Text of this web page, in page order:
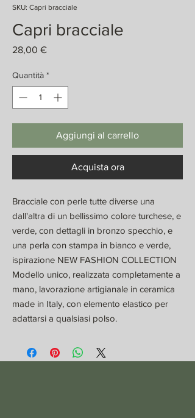
SKU: Capri bracciale
Capri bracciale
28,00 €Prezzo
Quantità *
Aggiungi al carrello
Acquista ora
Bracciale con perle tutte diverse una
dall'altra di un bellissimo colore turchese, e
verde, con dettagli in bronzo specchio, e
una perla con stampa in bianco e verde,
ispirazione NEW FASHION COLLECTION
Modello unico, realizzata completamente a
mano, lavorazione artigianale in ceramica
made in Italy, con elemento elastico per
adattarsi a qualsiasi polso.